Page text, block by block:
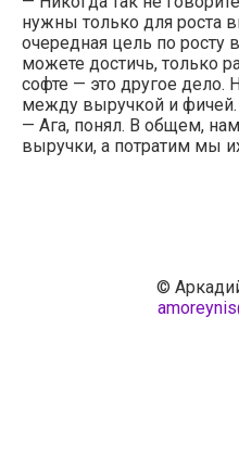
нужны только для роста
очередная цель по
можете достичь, только
софте — это другое дело.
между выручкой и фичей.
— Ага, понял. В общем,
выручки, а потратим мы
©